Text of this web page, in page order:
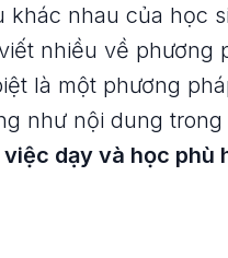
nhau của học
nhiều về phương
là một phương
như nội dung trong
dạy và học phù